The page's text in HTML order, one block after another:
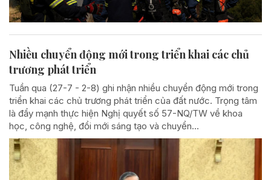
Nhiều chuyển động mới trong triển khai các chủ
trương phát triển
Tuần qua (27-7 - 2-8) ghi nhận nhiều chuyển động mới trong
triển khai các chủ trương phát triển của đất nước. Trọng tâm
là đẩy mạnh thực hiện Nghị quyết số 57-NQ/TW về khoa
học, công nghệ, đổi mới sáng tạo và chuyển...